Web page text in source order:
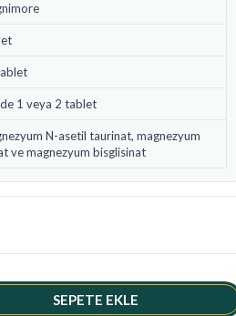
1 veya 2 tablet
N-asetil taurinat, magnezyum
ve magnezyum bisglisinat